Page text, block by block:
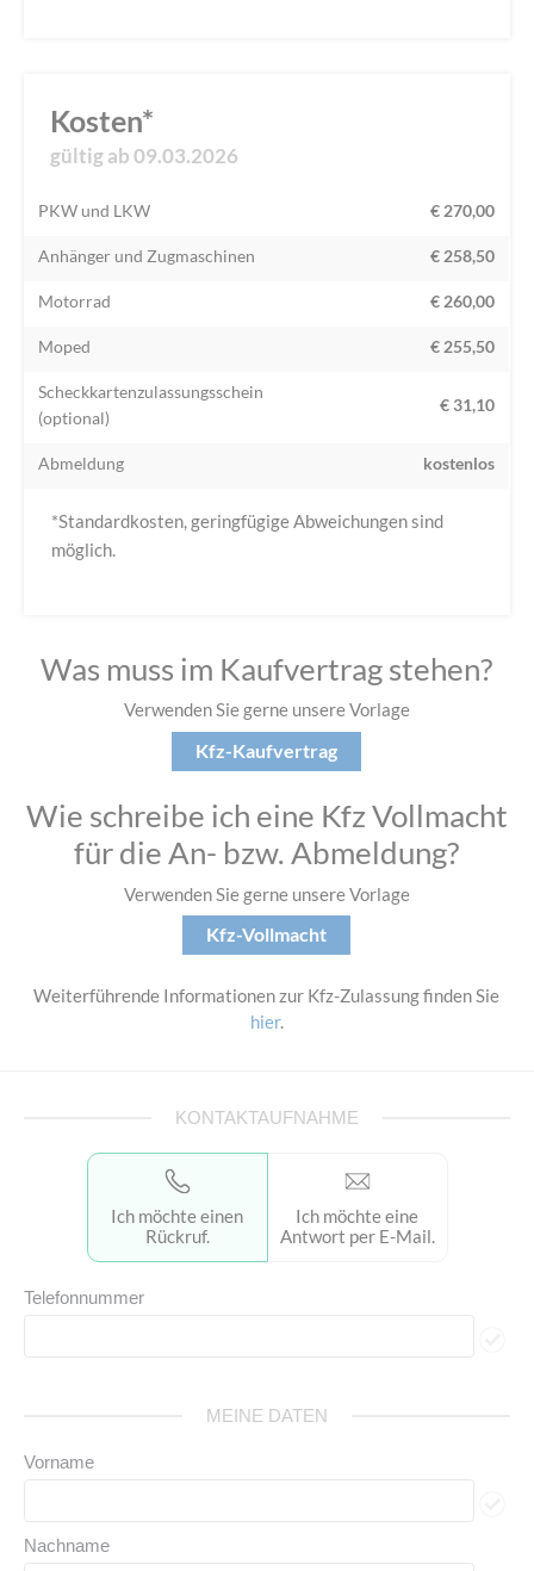
Kosten*
gültig ab 09.03.2026
PKW und LKW € 270,00
Anhänger und Zugmaschinen € 258,50
Motorrad € 260,00
Moped € 255,50
Scheckkartenzulassungsschein
(optional)
€ 31,10
Abmeldung kostenlos
*Standardkosten, geringfügige Abweichungen sind
möglich.
Was muss im Kaufvertrag stehen?
Verwenden Sie gerne unsere Vorlage
Kfz-Kaufvertrag
Wie schreibe ich eine Kfz Vollmacht
für die An- bzw. Abmeldung?
Verwenden Sie gerne unsere Vorlage
Kfz-Vollmacht
Weiterführende Informationen zur Kfz-Zulassung finden Sie
hier.
KONTAKTAUFNAHME
Ich möchteeinen
Rückruf.
Ich möchte eine
Antwort per E-Mail.
Telefonnummer
MEINE DATEN
Vorname
Nachname